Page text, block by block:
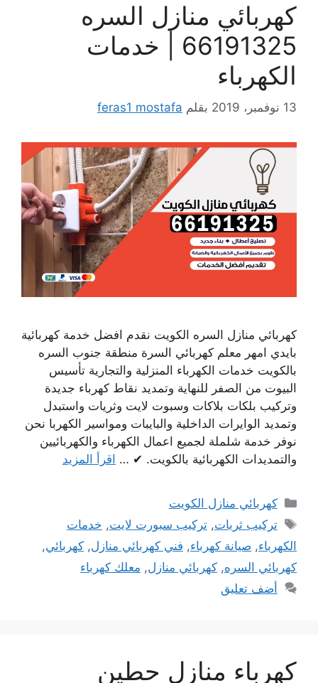
كهربائي منازل السره
66191325 | خدمات
الكهرباء
13 نوفمبر، 2019 بقلم feras1 mostafa
كهربائي منازل السره الكويت نقدم افضل خدمة كهربائية
بايدي امهر معلم كهربائي السرة منطقة جنوب السره
بالكويت خدمات الكهرباء المنزلية والتجارية تأسيس
البيوت من الصفر للنهاية وتمديد نقاط كهرباء جديدة
وتركيب بلكات بلاكات وسبوت لايت وثريات واستبدل
وتمديد الوايرات الداخلية والبايبات ومواسير الكهربا نحن
نوفر خدمة شلملة لجميع اعمال الكهرباء والكهربائيين
والتمديدات الكهربائية بالكويت. ✔ … اقرأ المزيد
التصنيفات
كهربائي منازل الكويت
الوسوم
تركيب ثريات,تركيب سبورت لايت, خدمات
الكهرباء, صيانة كهرباء, فني كهربائي منازل, كهربائي,
كهربائي السره, كهربائي منازل, معلك كهرباء
أضف تعليق
كهرباء منازل حطين